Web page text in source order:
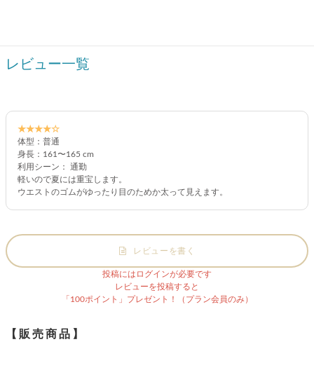
レビュー一覧
★★★★☆
体型：普通
身長：161〜165 cm
利用シーン： 通勤
軽いので夏には重宝します。
ウエストのゴムがゆったり目のためか太って見えます。
レビューを書く
投稿にはログインが必要です
レビューを投稿すると
「100ポイント」プレゼント！（プラン会員のみ）
【販売商品】